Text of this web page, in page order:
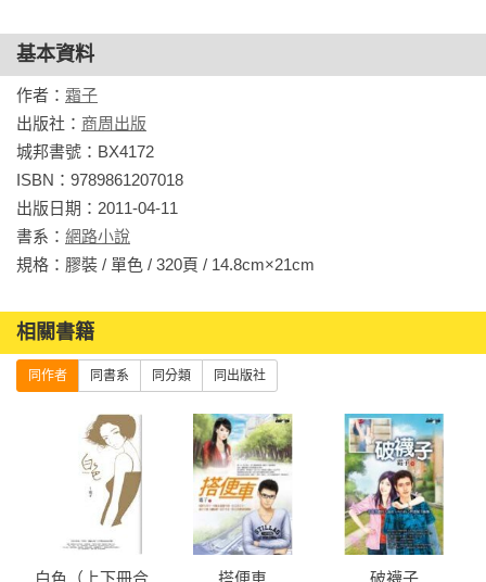
嚇得說不出話，再看我爸擋在前頭，知道要死死他絕不會死
我，膽子就像吹氣球一樣地又膨脹了起來，扯著嗓門喊回去，
「妳不每次都和人家說，自己很聰明，卻生了我這麼笨的女
兒？我就覺得，那是妳的問題。一定是我在妳肚子裡的時候，
妳把我的智商吸收走了，所以我才笨，妳才聰明！」
我媽聽了，手抖了半天。
我媽常常抖，每次我爸拿著百貨公司的袋子問她「這鞋子
買了多少錢」時，我媽都得或大或小地渾身抖一下。
我雖然氣她吸收了我的智商，但媽媽畢竟是媽媽，我還是
愛她的，看她這樣，我有點不忍，發自內心的關心。「媽，妳
要冷的話，多穿件衣服，要是中風，我跟爸爸送妳去醫院？」
基本資料
作者： 霜子
出版社： 商周出版
城邦書號：BX4172
ISBN：9789861207018
出版日期：2011-04-11
書系： 網路小說
規格：膠裝 / 單色 / 320頁 / 14.8cm×21cm
相關書籍
同作者 同書系 同分類 同出版社